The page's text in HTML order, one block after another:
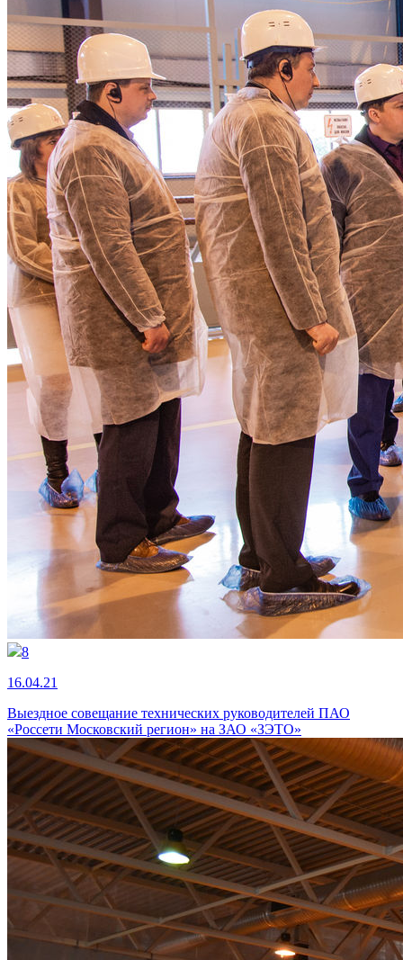
8
16.04.21
Выездное совещание технических руководителей ПАО
«Россети Московский регион» на ЗАО «ЗЭТО»